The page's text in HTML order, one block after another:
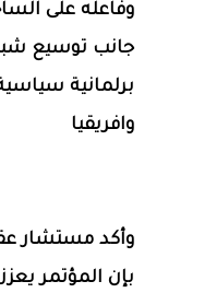
وفاعله على
جانب توسيع
برلمانية
وافريقيا
وأكد مستشار
بإن المؤتمر